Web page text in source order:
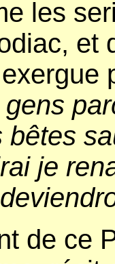
les
et
bêtes
je
de ce